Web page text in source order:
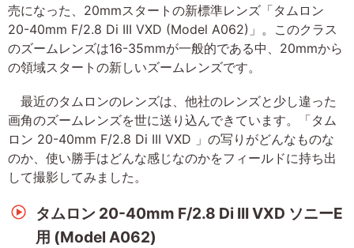
売になった、20mmスタートの新標準レンズ「タムロン
20-40mm F/2.8 Di III VXD (Model A062)」。このクラス
のズームレンズは16-35mmが一般的である中、20mmから
の領域スタートの新しいズームレンズです。
最近のタムロンのレンズは、他社のレンズと少し違った
画角のズームレンズを世に送り込んできています。「タム
ロン 20-40mm F/2.8 Di III VXD 」の写りがどんなものな
のか、使い勝手はどんな感じなのかをフィールドに持ち出
して撮影してみました。
タムロン 20-40mm F/2.8 Di III VXD ソニーE
用 (Model A062)